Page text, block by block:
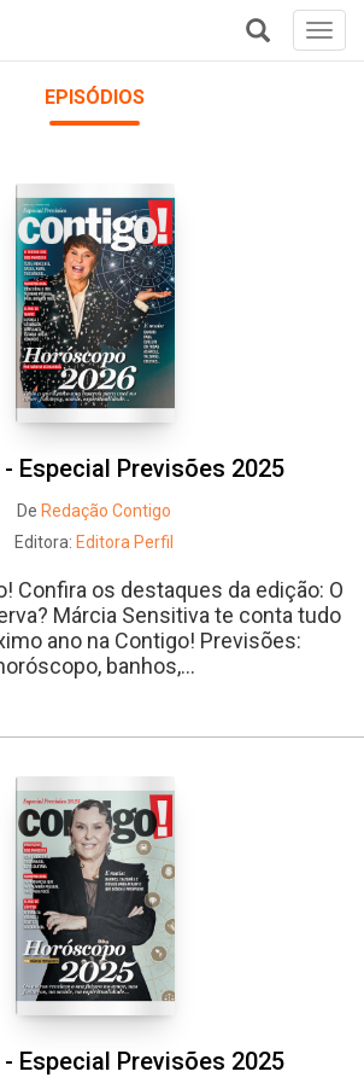
EPISÓDIOS
Especial Previsões 2025
De Redação Contigo
Editora: Editora Perfil
Confira os destaques da edição: O
Márcia Sensitiva te conta tudo
ano na Contigo! Previsões:
banhos,...
Especial Previsões 2025